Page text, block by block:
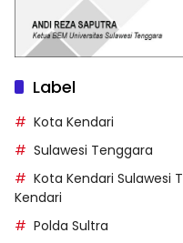
Label
Kota Kendari
Sulawesi Tenggara
Kota Kendari Sulawesi
Kendari
Polda Sultra